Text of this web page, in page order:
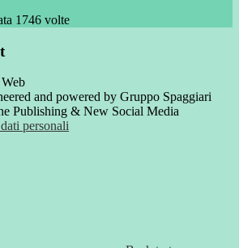
1746 volte
and powered by Gruppo Spaggiari
Publishing & New Social Media
personali